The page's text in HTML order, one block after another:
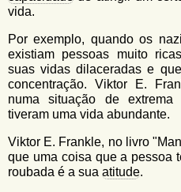
vida.
Por exemplo, quando os
existiam pessoas muito
suas vidas dilaceradas e
concentração. Viktor E.
numa situação de
tiveram uma vida abundante.
Viktor E. Frankle, no livro
que uma coisa que a pessoa
roubada é a sua atitude.